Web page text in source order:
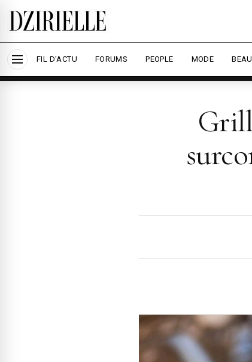
Nous utilisons des cookies pour améliorer
Accepter tout
FIL D'ACTU FORUMS PEOPLE MODE